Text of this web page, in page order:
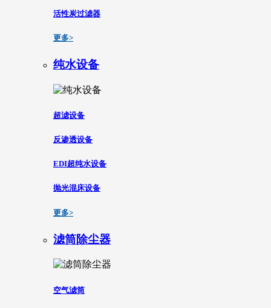
活性炭过滤器
更多>
纯水设备
超滤设备
反渗透设备
EDI超纯水设备
抛光混床设备
更多>
滤筒除尘器
空气滤筒